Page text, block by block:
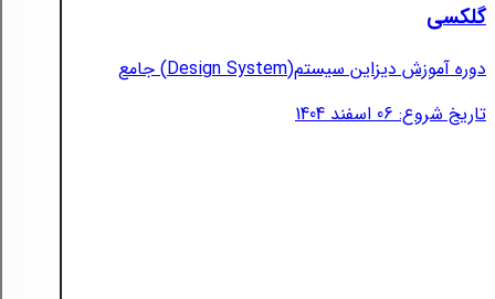
گلکسی
دوره آموزش دیزاین سیستم(Design System) جامع
تاریخ شروع: 06 اسفند 1404